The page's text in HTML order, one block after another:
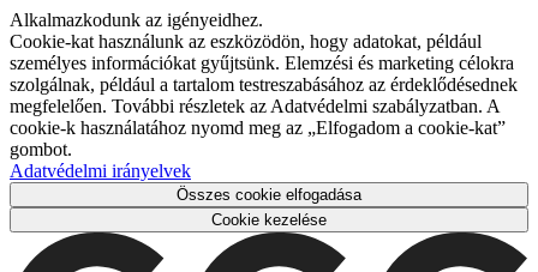
Alkalmazkodunk az igényeidhez.
Cookie-kat használunk az eszközödön, hogy adatokat, például
személyes információkat gyűjtsünk. Elemzési és marketing célokra
szolgálnak, például a tartalom testreszabásához az érdeklődésednek
megfelelően. További részletek az Adatvédelmi szabályzatban. A
cookie-k használatához nyomd meg az „Elfogadom a cookie-kat”
gombot.
Adatvédelmi irányelvek
Összes cookie elfogadása
Cookie kezelése